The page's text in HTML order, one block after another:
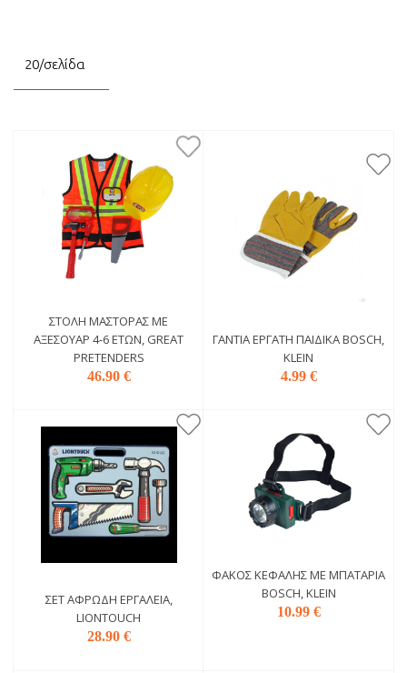
ΣΤΟΛΉ ΜΆΣΤΟΡΑΣ ΜΕ
ΑΞΕΣΟΥΆΡ 4-6 ΕΤΏΝ, GREAT
PRETENDERS
46.90 €
ΓΆΝΤΙΑ ΕΡΓΆΤΗ ΠΑΙΔΙΚΆ BOSCH,
KLEIN
4.99 €
ΣΕΤ ΑΦΡΏΔΗ ΕΡΓΑΛΕΊΑ,
LIONTOUCH
28.90 €
ΦΑΚΌΣ ΚΕΦΑΛΉΣ ΜΕ ΜΠΑΤΑΡΊΑ
BOSCH, KLEIN
10.99 €